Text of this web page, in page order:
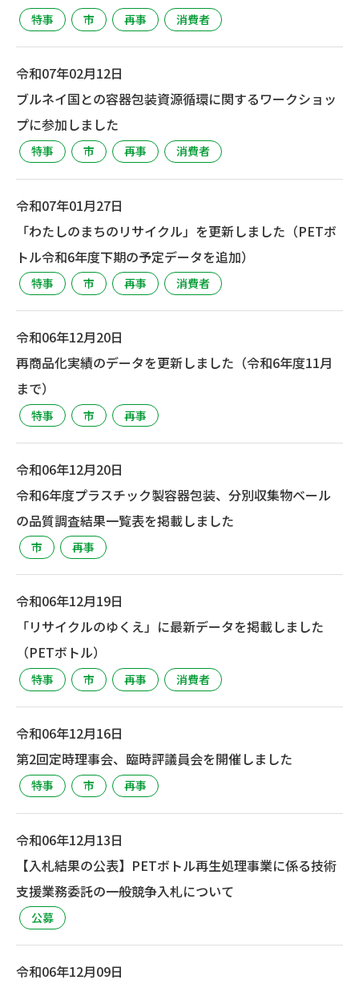
特事 市 再事 消費者
令和07年02月12日
ブルネイ国との容器包装資源循環に関するワークショッ
プに参加しました
特事 市 再事 消費者
令和07年01月27日
「わたしのまちのリサイクル」を更新しました（PETボ
トル令和6年度下期の予定データを追加）
特事 市 再事 消費者
令和06年12月20日
再商品化実績のデータを更新しました（令和6年度11月
まで）
特事 市 再事
令和06年12月20日
令和6年度プラスチック製容器包装、分別収集物ベール
の品質調査結果一覧表を掲載しました
市 再事
令和06年12月19日
「リサイクルのゆくえ」に最新データを掲載しました
（PETボトル）
特事 市 再事 消費者
令和06年12月16日
第2回定時理事会、臨時評議員会を開催しました
特事 市 再事
令和06年12月13日
【入札結果の公表】PETボトル再生処理事業に係る技術
支援業務委託の一般競争入札について
公募
令和06年12月09日